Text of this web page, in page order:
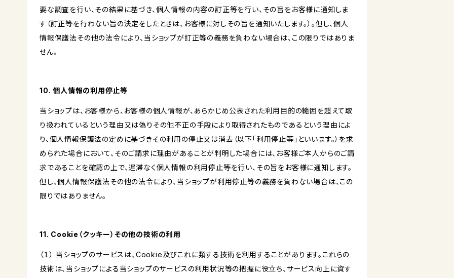
要な調査を行い、その結果に基づき、個人情報の内容の訂正等を行い、その旨をお客様に通知しま
す（訂正等を行わない旨の決定をしたときは、お客様に対しその旨を通知いたします。）。但し、個人
情報保護法その他の法令により、当ショップが訂正等の義務を負わない場合は、この限りではありま
せん。
10. 個人情報の利用停止等
当ショップは、お客様から、お客様の個人情報が、あらかじめ公表された利用目的の範囲を超えて取
り扱われているという理由又は偽りその他不正の手段により取得されたものであるという理由によ
り、個人情報保護法の定めに基づきその利用の停止又は消去（以下「利用停止等」といいます。）を求
められた場合において、そのご請求に理由があることが判明した場合には、お客様ご本人からのご請
求であることを確認の上で、遅滞なく個人情報の利用停止等を行い、その旨をお客様に通知します。
但し、個人情報保護法その他の法令により、当ショップが利用停止等の義務を負わない場合は、この
限りではありません。
11. Cookie（クッキー）その他の技術の利用
（１） 当ショップのサービスは、Cookie及びこれに類する技術を利用することがあります。これらの
技術は、当ショップによる当ショップのサービスの利用状況等の把握に役立ち、サービス向上に資す